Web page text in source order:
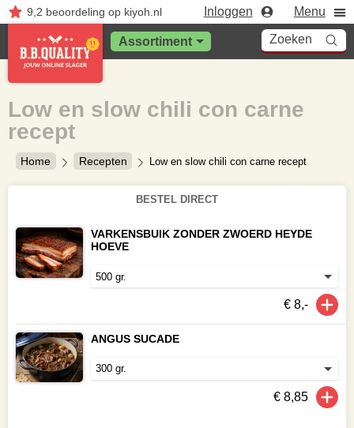
9,2 beoordelingop kiyoh.nl Inloggen Menu
Assortiment Zoeken
Home Recepten Low en slow chili con carne recept
Low en slow chili con carne
recept
BESTEL DIRECT
VARKENSBUIK ZONDER ZWOERD HEYDE
HOEVE
€ 8,-
ANGUS SUCADE
€ 8,85